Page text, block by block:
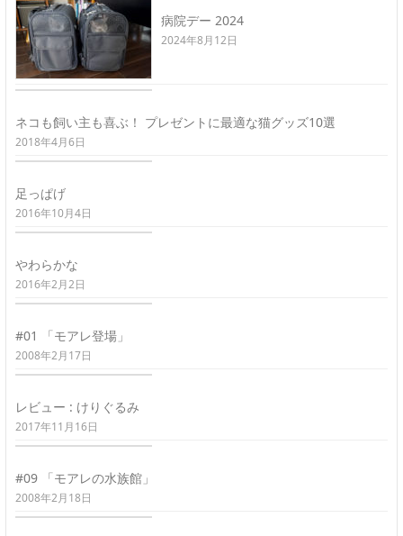
病院デー 2024
2024年8月12日
ネコも飼い主も喜ぶ！ プレゼントに最適な猫グッズ10選
2018年4月6日
足っぱげ
2016年10月4日
やわらかな
2016年2月2日
#01 「モアレ登場」
2008年2月17日
レビュー : けりぐるみ
2017年11月16日
#09 「モアレの水族館」
2008年2月18日